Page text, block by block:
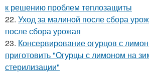
к решению проблем теплозащиты
22. Уход за малиной после сбора
после сбора урожая
23. Консервирование огурцов с
приготовить "Огурцы с лимоном на
стерилизации"